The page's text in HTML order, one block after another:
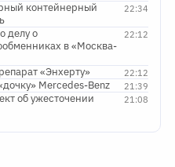
22:34
контейнерный
22:12
делу о
в «Москва-
22:12
«Энхерту»
21:39
Mercedes-Benz
21:08
об ужесточении